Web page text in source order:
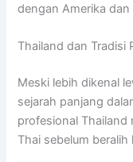
dengan Amerika dan
Thailand dan Tradisi
Meski lebih dikenal
sejarah panjang
profesional Thailand
Thai sebelum beralih